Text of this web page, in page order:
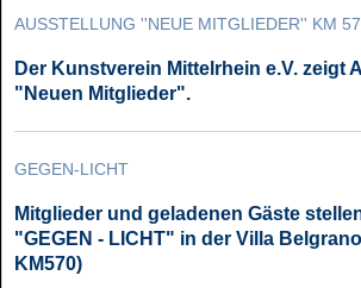
AUSSTELLUNG ''NEUE MITGLIEDER'' KM
Der Kunstverein Mittelrhein e.V. zeigt
"Neuen Mitglieder".
GEGEN-LICHT
Mitglieder und geladenen Gäste
"GEGEN - LICHT" in der Villa
KM570)